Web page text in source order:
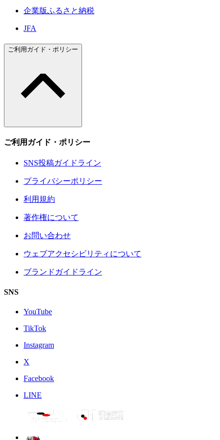
企業版ふるさと納税
JFA
ご利用ガイド・ポリシー
ご利用ガイド・ポリシー
SNS投稿ガイドライン
プライバシーポリシー
利用規約
著作権について
お問い合わせ
ウェブアクセシビリティについて
ブランドガイドライン
SNS
YouTube
TikTok
Instagram
X
Facebook
LINE